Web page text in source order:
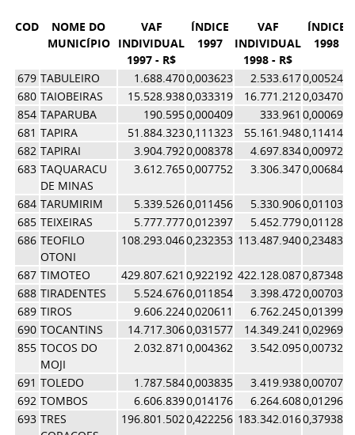
COD
NOME DO
MUNICÍPIO
VAF
INDIVIDUAL
1997 - R$
ÍNDICE
1997
VAF
INDIVIDUAL
1998 - R$
ÍNDICE
1998
679 TABULEIRO 1.688.4700,003623 2.533.6170,005243
680 TAIOBEIRAS 15.528.9380,033319 16.771.2120,034704
854 TAPARUBA 190.5950,000409 333.961 0,000691
681 TAPIRA 51.884.3230,111323 55.161.9480,114144
682 TAPIRAI 3.904.7920,008378 4.697.8340,009721
683 TAQUARACU
DE MINAS
3.612.7650,007752 3.306.3470,006842
684 TARUMIRIM 5.339.5260,011456 5.330.9060,011031
685 TEIXEIRAS 5.777.7770,012397 5.452.7790,011283
686 TEOFILO
OTONI
108.293.0460,232353 113.487.9400,234835
687 TIMOTEO 429.807.621 0,922192 422.128.0870,873487
688 TIRADENTES 5.524.6760,011854 3.398.4720,007032
689 TIROS 9.606.2240,020611 6.762.2450,013993
690 TOCANTINS 14.717.3060,031577 14.349.241 0,029692
855 TOCOS DO
MOJI
2.032.871 0,004362 3.542.0950,007329
691 TOLEDO 1.787.5840,003835 3.419.9380,007077
692 TOMBOS 6.606.8390,014176 6.264.6080,012963
693 TRES
196.801.5020,422256 183.342.0160,379380